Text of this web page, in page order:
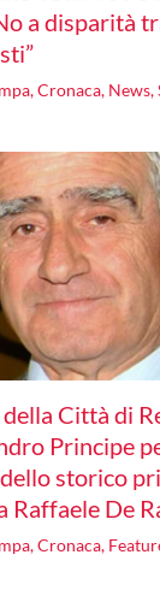
a disparità
,Cronaca, News,
Città di
Principe
storico
Raffaele De
,Cronaca,